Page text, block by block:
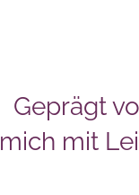
Geprägt
mich mit